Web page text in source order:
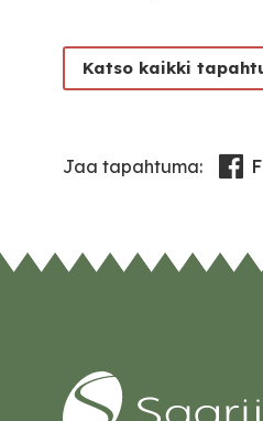
Katso kaikki
Jaa tapahtuma: